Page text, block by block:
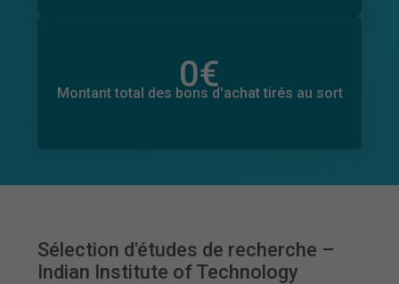
0€
Montant total des bons d'achat tirés au sort
0€
Montant total des dons promis
Sélection d'études de recherche –
Indian Institute of Technology